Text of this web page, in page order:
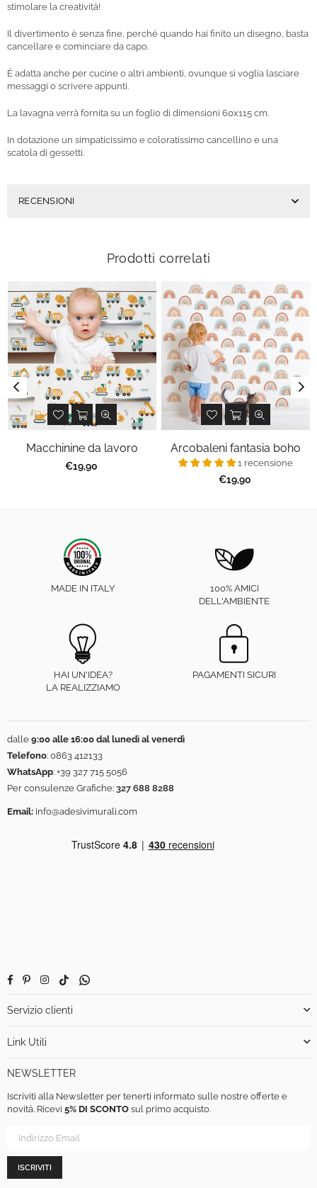
stimolare la creatività!
Il divertimento è senza fine, perché quando hai finito un disegno, basta
cancellare e cominciare da capo.
È adatta anche per cucine o altri ambienti, ovunque si voglia lasciare
messaggi o scrivere appunti.
La lavagna verrà fornita su un foglio di dimensioni 60x115 cm.
In dotazione un simpaticissimo e coloratissimo cancellino e una
scatola di gessetti.
RECENSIONI
Prodotti correlati
Macchinine da lavoro
Prezzo
€19,90
Arcobaleni fantasia boho
1 recensione
Prezzo
€19,90
MADE IN ITALY
100% AMICI
DELL'AMBIENTE
HAI UN'IDEA?
LA REALIZZIAMO
PAGAMENTI SICURI
dalle 9:00 alle 16:00 dal lunedì al venerdì
Telefono: 0863 412133
WhatsApp: +39 327 715 5056
Per consulenze Grafiche: 327 688 8288
Email: info@adesivimurali.com
FacebookPinterestInstagram
TikTokWhatsapp
Servizio clienti
Link Utili
NEWSLETTER
Iscriviti alla Newsletter per tenerti informato sulle nostre offerte e
novità. Ricevi 5% DI SCONTO sul primo acquisto.
ISCRIVITI